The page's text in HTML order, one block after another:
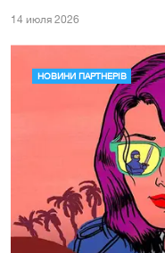
14 июля 2026